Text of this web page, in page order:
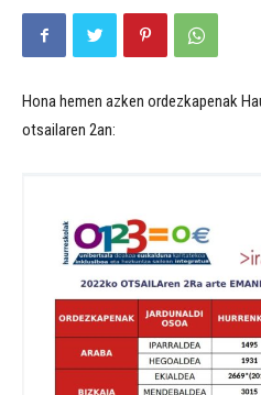
Hona hemen azken ordezkapenak
otsailaren 2an: